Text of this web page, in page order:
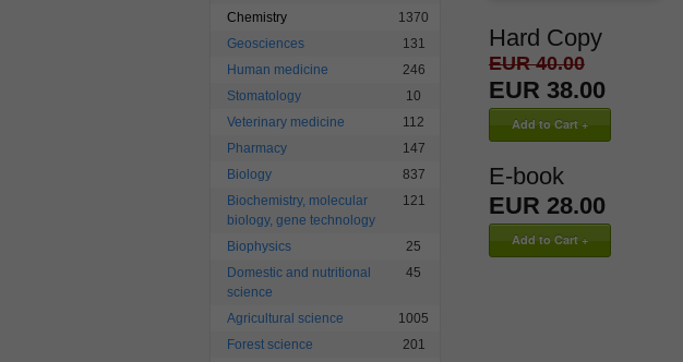
Chemistry
1370
Geosciences
131
Human medicine
246
Stomatology
10
Veterinary medicine
112
Pharmacy
147
Biology
837
Biochemistry, molecular
biology, gene technology
121
Biophysics
25
Domestic and nutritional
science
45
Agricultural science
1005
Forest science
201
Hard Copy
EUR 40.00
EUR 38.00
E-book
EUR 28.00